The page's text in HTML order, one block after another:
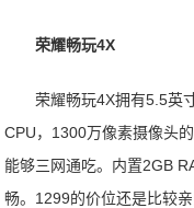
荣耀畅玩4X
荣耀畅玩4X拥有5.5英
CPU，1300万像素摄像头
能够三网通吃。内置2GB
畅。1299的价位还是比较亲